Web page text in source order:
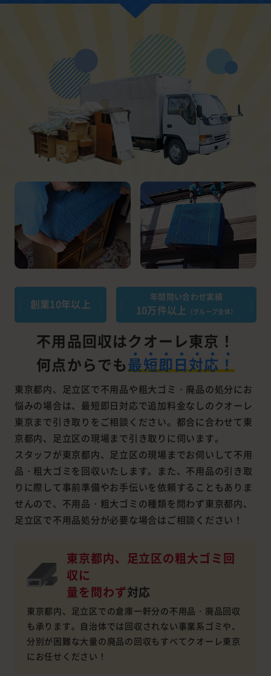
創業10年以上
年間問い合わせ実績
10万件以上 （グループ全体）
不用品回収はクオーレ東京！
何点からでも最短即日対応！
東京都内、足立区で不用品や粗大ゴミ・廃品の処分にお
悩みの場合は、最短即日対応で追加料金なしのクオーレ
東京まで引き取りをご相談ください。都合に合わせて東
京都内、足立区の現場まで引き取りに伺います。
スタッフが東京都内、足立区の現場までお伺いして不用
品・粗大ゴミを回収いたします。また、不用品の引き取
りに際して事前準備やお手伝いを依頼することもありま
せんので、不用品・粗大ゴミの種類を問わず東京都内、
足立区で不用品処分が必要な場合はご相談ください！
東京都内、足立区の粗大ゴミ回
収に
量を問わず対応
東京都内、足立区での倉庫一軒分の不用品・廃品回収
も承ります。自治体では回収されない事業系ゴミや、
分別が困難な大量の廃品の回収もすべてクオーレ東京
にお任せください！